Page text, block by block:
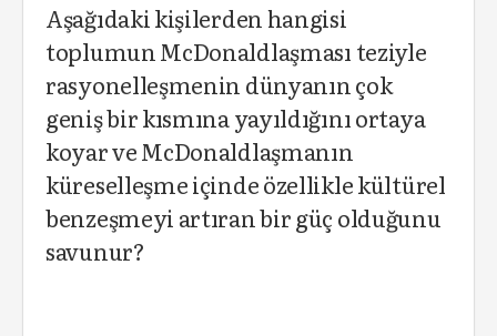
Aşağıdaki kişilerden hangisi
toplumun McDonaldlaşması teziyle
rasyonelleşmenin dünyanın çok
geniş bir kısmına yayıldığını ortaya
koyar ve McDonaldlaşmanın
küreselleşme içinde özellikle kültürel
benzeşmeyi artıran bir güç olduğunu
savunur?